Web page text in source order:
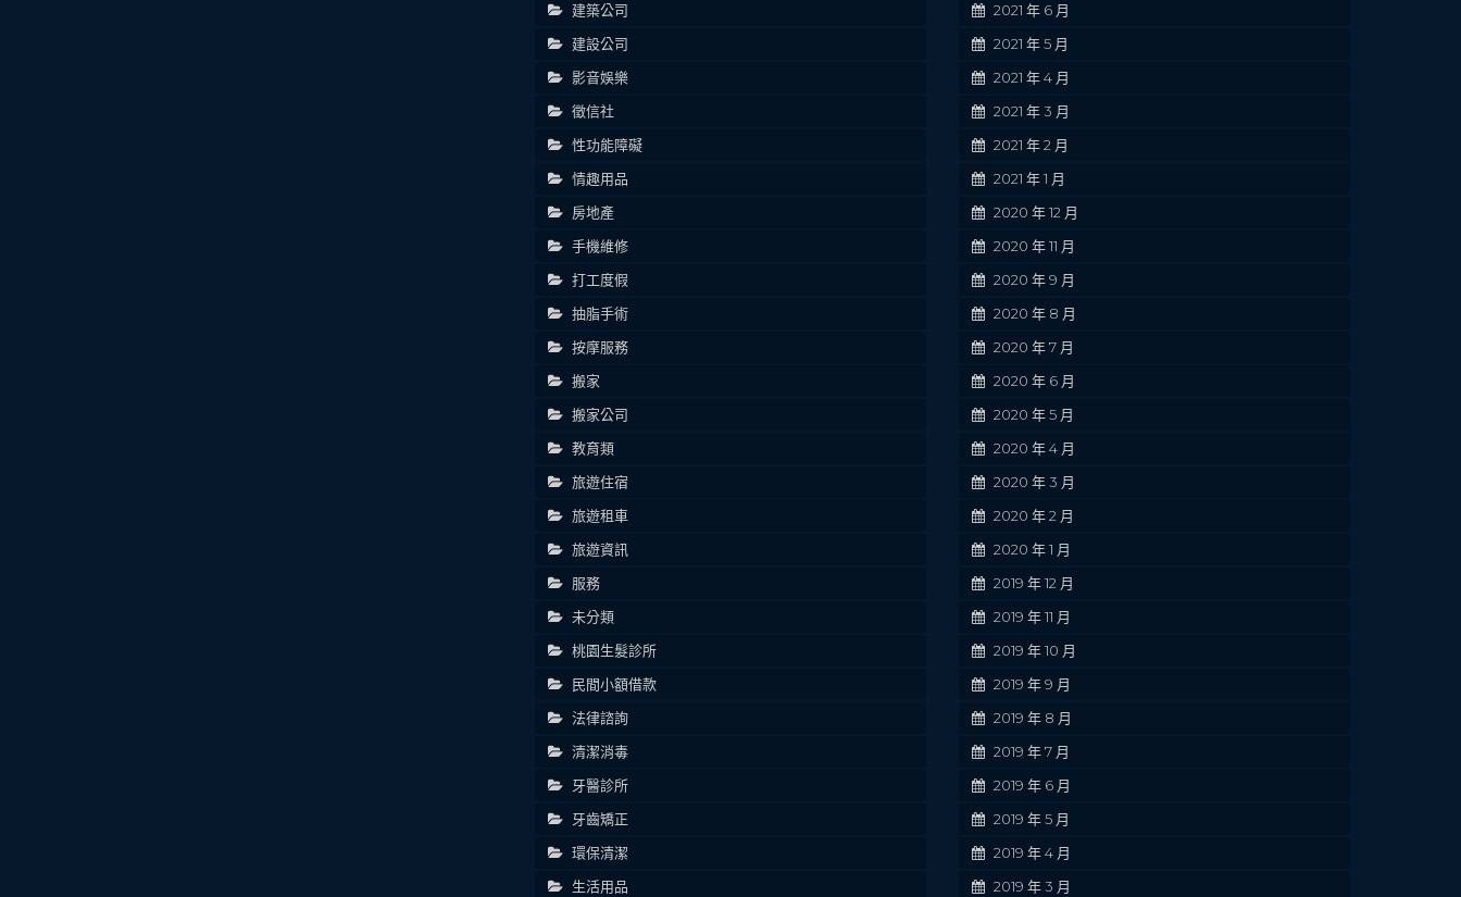
建築公司
建設公司
影音娛樂
徵信社
性功能障礙
情趣用品
房地產
手機維修
打工度假
抽脂手術
按摩服務
搬家
搬家公司
教育類
旅遊住宿
旅遊租車
旅遊資訊
服務
未分類
桃園生髮診所
民間小額借款
法律諮詢
清潔消毒
牙醫診所
牙齒矯正
環保清潔
生活用品
2021 年 6 月
2021 年 5 月
2021 年 4 月
2021 年 3 月
2021 年 2 月
2021 年 1 月
2020 年 12 月
2020 年 11 月
2020 年 9 月
2020 年 8 月
2020 年 7 月
2020 年 6 月
2020 年 5 月
2020 年 4 月
2020 年 3 月
2020 年 2 月
2020 年 1 月
2019 年 12 月
2019 年 11 月
2019 年 10 月
2019 年 9 月
2019 年 8 月
2019 年 7 月
2019 年 6 月
2019 年 5 月
2019 年 4 月
2019 年 3 月